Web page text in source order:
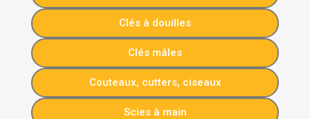
Clés à douilles
Clés mâles
Couteaux, cutters, ciseaux
Scies à main